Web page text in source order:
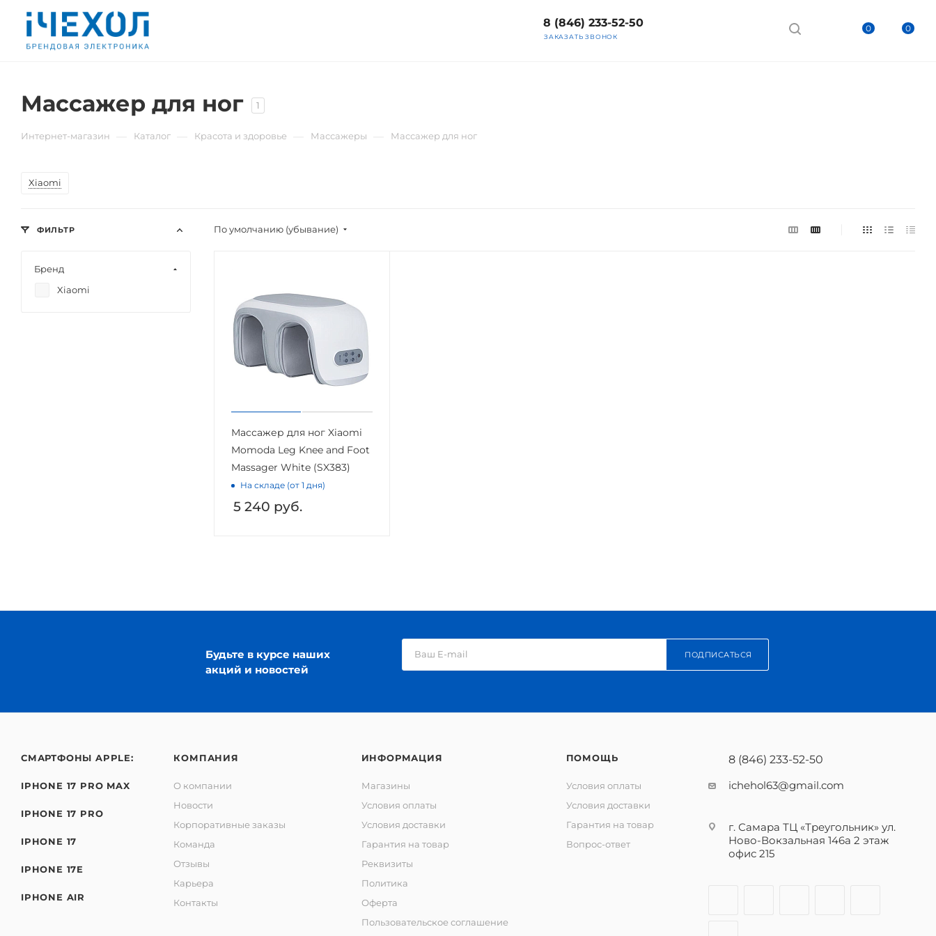
0 0
8 (846) 233-52-50
ЗАКАЗАТЬ ЗВОНОК
Массажер для ног 1
Интернет-магазин Каталог Красота и здоровье Массажеры Массажер для ног
Xiaomi
По умолчанию (убывание)
Массажер для ног Xiaomi
Momoda Leg Knee and Foot
Massager White (SX383)
На складе (от 1 дня)
5 240 руб.
ФИЛЬТР
Бренд
Xiaomi
Будьте в курсе наших
акций и новостей
ПОДПИСАТЬСЯ
СМАРТФОНЫ APPLE:
IPHONE 17 PRO MAX
IPHONE 17 PRO
IPHONE 17
IPHONE 17E
IPHONE AIR
КОМПАНИЯ
О компании
Новости
Корпоративные заказы
Команда
Отзывы
Карьера
Контакты
ИНФОРМАЦИЯ
Магазины
Условия оплаты
Условия доставки
Гарантия на товар
Реквизиты
Политика
Оферта
Пользовательское соглашение
ПОМОЩЬ
Условия оплаты
Условия доставки
Гарантия на товар
Вопрос-ответ
8 (846) 233-52-50
ichehol63@gmail.com
г. Самара ТЦ «Треугольник» ул.
Ново-Вокзальная 146а 2 этаж
офис 215